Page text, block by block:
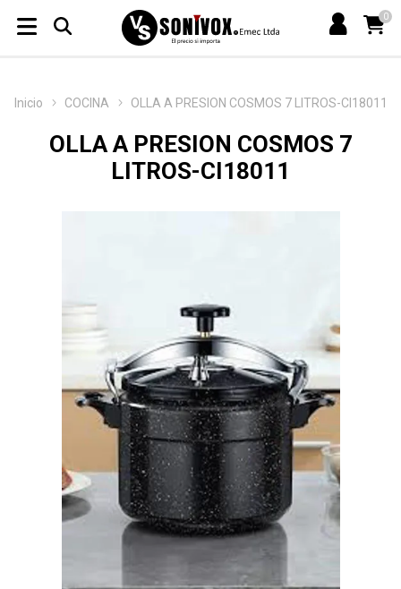
0
Inicio COCINA OLLA A PRESION COSMOS 7 LITROS-CI18011
OLLA A PRESION COSMOS 7
LITROS-CI18011